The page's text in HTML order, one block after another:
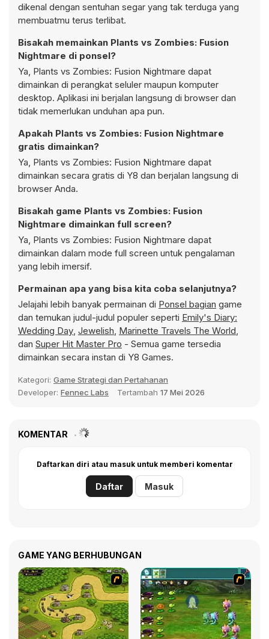
dikenal dengan sentuhan segar yang tak terduga yang
membuatmu terus terlibat.
Bisakah memainkan Plants vs Zombies: Fusion
Nightmare di ponsel?
Ya, Plants vs Zombies: Fusion Nightmare dapat
dimainkan di perangkat seluler maupun komputer
desktop. Aplikasi ini berjalan langsung di browser dan
tidak memerlukan unduhan apa pun.
Apakah Plants vs Zombies: Fusion Nightmare
gratis dimainkan?
Ya, Plants vs Zombies: Fusion Nightmare dapat
dimainkan secara gratis di Y8 dan berjalan langsung di
browser Anda.
Bisakah game Plants vs Zombies: Fusion
Nightmare dimainkan full screen?
Ya, Plants vs Zombies: Fusion Nightmare dapat
dimainkan dalam mode full screen untuk pengalaman
yang lebih imersif.
Permainan apa yang bisa kita coba selanjutnya?
Jelajahi lebih banyak permainan di Ponsel bagian game
dan temukan judul-judul populer seperti Emily's Diary:
Wedding Day, Jewelish, Marinette Travels The World,
dan Super Hit Master Pro - Semua game tersedia
dimainkan secara instan di Y8 Games.
Kategori: Game Strategi dan Pertahanan
Developer: Fennec Labs Tertambah 17 Mei 2026
KOMENTAR
Daftarkan diri atau masuk untuk memberi komentar
Daftar Masuk
GAME YANG BERHUBUNGAN